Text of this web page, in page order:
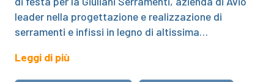
leader nella progettazione e realizzazione di
serramenti e infissi in legno di altissima…
Leggi di più